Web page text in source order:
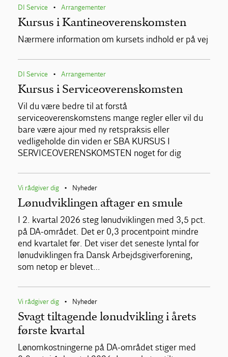
DI Service • Arrangementer
Kursus i Kantineoverenskomsten
Nærmere information om kursets indhold er på vej
DI Service • Arrangementer
Kursus i Serviceoverenskomsten
Vil du være bedre til at forstå
serviceoverenskomstens mange regler eller vil du
bare være ajour med ny retspraksis eller
vedligeholde din viden er SBA KURSUS I
SERVICEOVERENSKOMSTEN noget for dig
Vi rådgiver dig • Nyheder
Lønudviklingen aftager en smule
I 2. kvartal 2026 steg lønudviklingen med 3,5 pct.
på DA-området. Det er 0,3 procentpoint mindre
end kvartalet før. Det viser det seneste lyntal for
lønudviklingen fra Dansk Arbejdsgiverforening,
som netop er blevet…
Vi rådgiver dig • Nyheder
Svagt tiltagende lønudvikling i årets
første kvartal
Lønomkostningerne på DA-området stiger med